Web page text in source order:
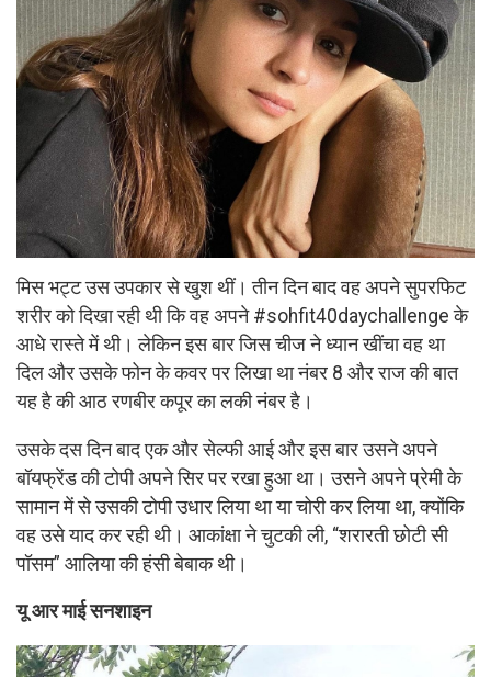
मिस भट्ट उस उपकार से खुश थीं। तीन दिन बाद वह अपने सुपरफिट
शरीर को दिखा रही थी कि वह अपने #sohfit40daychallenge के
आधे रास्ते में थी। लेकिन इस बार जिस चीज ने ध्यान खींचा वह था
दिल और उसके फोन के कवर पर लिखा था नंबर 8 और राज की बात
यह है की आठ रणबीर कपूर का लकी नंबर है।
उसके दस दिन बाद एक और सेल्फी आई और इस बार उसने अपने
बॉयफ्रेंड की टोपी अपने सिर पर रखा हुआ था। उसने अपने प्रेमी के
सामान में से उसकी टोपी उधार लिया था या चोरी कर लिया था, क्योंकि
वह उसे याद कर रही थी। आकांक्षा ने चुटकी ली, “शरारती छोटी सी
पॉसम” आलिया की हंसी बेबाक थी।
यू आर माई सनशाइन